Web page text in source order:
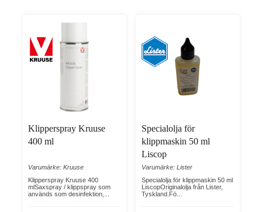
Klipperspray Kruuse
400 ml
Varumärke: Kruuse
Klipperspray Kruuse 400
mlSaxspray / klippspray som
används som desinfektion,...
Specialolja för
klippmaskin 50 ml
Liscop
Varumärke: Lister
Specialolja för klippmaskin 50 ml
LiscopOriginalolja från Lister,
Tyskland.Fö...